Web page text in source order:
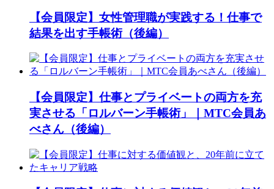
【会員限定】女性管理職が実践する！仕事で
結果を出す手帳術（後編）
【会員限定】仕事とプライベートの両方を充
実させる「ロルバーン手帳術」｜MTC会員あ
べさん（後編）